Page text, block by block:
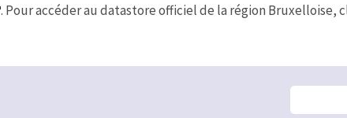
. Pour accéder au datastore officiel de la région Bruxelloise,